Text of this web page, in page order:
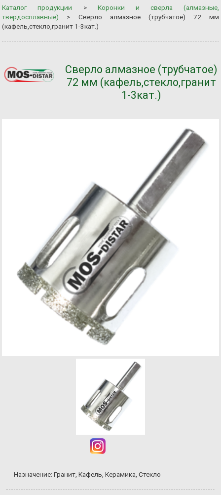
Каталог продукции > Коронки и сверла (алмазные,
твердосплавные) > Сверло алмазное (трубчатое) 72 мм
(кафель,стекло,гранит 1-3кат.)
Сверло алмазное (трубчатое)
72 мм (кафель,стекло,гранит
1-3кат.)
Назначение: Гранит, Кафель, Керамика, Стекло